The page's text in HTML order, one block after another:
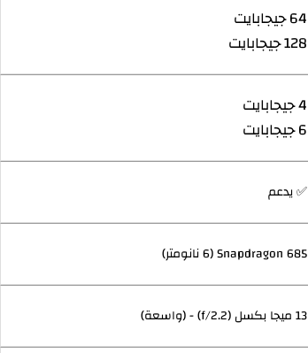
64 جيجابايت
128 جيجابايت
4 جيجابايت
6 جيجابايت
✅ يدعم
Snapdragon 685 (6 نانومتر)
13 ميجا بكسل (f/2.2) - (واسعة)